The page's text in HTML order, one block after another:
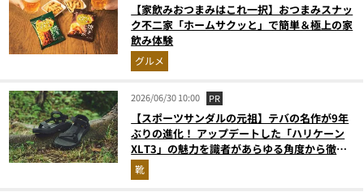
【家飲みおつまみはこれ一択】おつまみスナッ
ク不二家「ホームサクッと」で簡単＆極上の家
飲み体験
グルメ
2026/06/30 10:00 PR
【スポーツサンダルの元祖】テバの名作が9年
ぶりの進化！ アップデートした「ハリケーン
XLT3」の魅力を識者があらゆる角度から徹底
解説！
靴